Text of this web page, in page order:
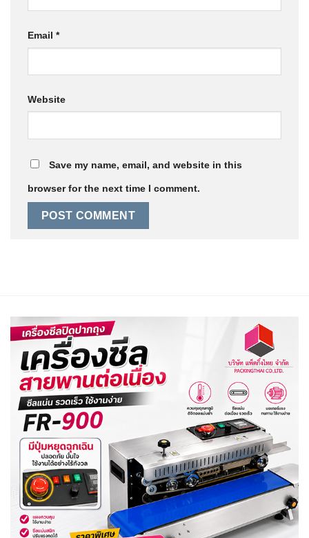
Email *
Website
Save my name, email, and website in this
browser for the next time I comment.